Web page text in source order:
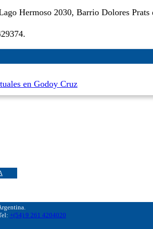
Hermoso 2030, Barrio Dolores Prats
en Godoy Cruz
+(54) 9 261 4204020